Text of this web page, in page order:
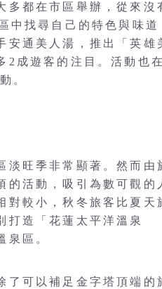
多都在市區舉辦，從來沒
中找尋自己的特色與味道
安通美人湯，推出「英雄
2成遊客的注目。活動也在
。
淡旺季非常顯著。然而由
活動，吸引為數可觀的
對較小，秋冬旅客比夏天
打造「花蓮太平洋溫泉
泉區。
了可以補足金字塔頂端的